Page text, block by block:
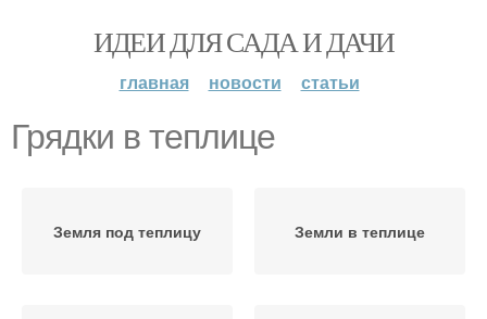
ИДЕИ ДЛЯ САДА И ДАЧИ
главная новости статьи
Грядки в теплице
Земля под теплицу Земли в теплице